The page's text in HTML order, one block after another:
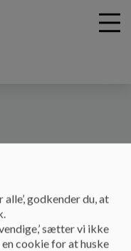
der dækker 0.-9.
godkender du, at
sætter vi ikke
cookie for at huske